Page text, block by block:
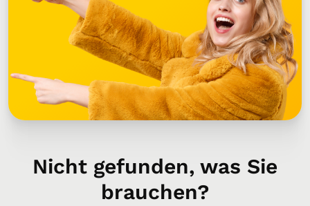
Nicht gefunden, was Sie
brauchen?